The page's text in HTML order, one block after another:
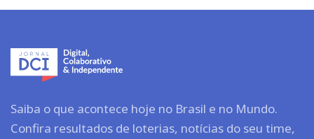
Saiba o que acontece hoje no Brasil e no Mundo.
Confira resultados de loterias, notícias do seu time,